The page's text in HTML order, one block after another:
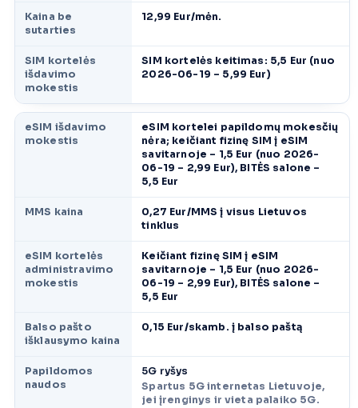
Kaina be
sutarties
12,99 Eur/mėn.
SIM kortelės
išdavimo
mokestis
SIM kortelės keitimas: 5,5 Eur (nuo
2026-06-19 – 5,99 Eur)
eSIM išdavimo
mokestis
eSIM kortelei papildomų mokesčių
nėra; keičiant fizinę SIM į eSIM
savitarnoje – 1,5 Eur (nuo 2026-
06-19 – 2,99 Eur), BITĖS salone –
5,5 Eur
MMS kaina
0,27 Eur/MMS į visus Lietuvos
tinklus
eSIM kortelės
administravimo
mokestis
Keičiant fizinę SIM į eSIM
savitarnoje – 1,5 Eur (nuo 2026-
06-19 – 2,99 Eur), BITĖS salone –
5,5 Eur
Balso pašto
išklausymo kaina
0,15 Eur/skamb. į balso paštą
Papildomos
naudos
5G ryšys
Spartus 5G internetas Lietuvoje,
jei įrenginys ir vieta palaiko 5G.